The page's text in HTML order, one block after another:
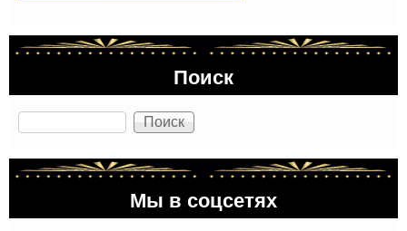
Поиск
Поиск
Мы в соцсетях